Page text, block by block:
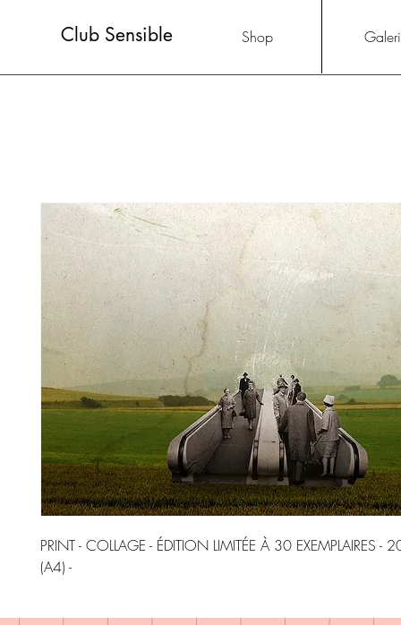
Club Sensible Shop
PRINT - COLLAGE - ÉDITION LIMITÉE À 30 EXEMPLAIRES -
(A4) -